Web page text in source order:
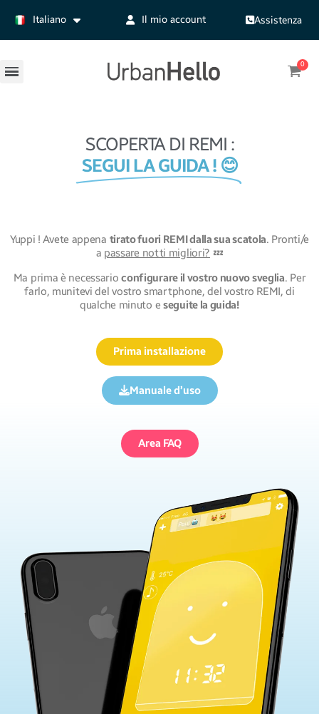
Italiano Il mio account Assistenza
SCOPERTA DI REMI :
SEGUI LA GUIDA ! 😊
Yuppi ! Avete appena tirato fuori REMI dalla sua scatola. Pronti/e
a passare notti migliori? 💤
Ma prima è necessarioconfigurare il vostro nuovo sveglia. Per
farlo, munitevi del vostro smartphone, del vostro REMI, di
qualche minuto e seguite la guida!
Prima installazione
Manuale d’uso
Area FAQ